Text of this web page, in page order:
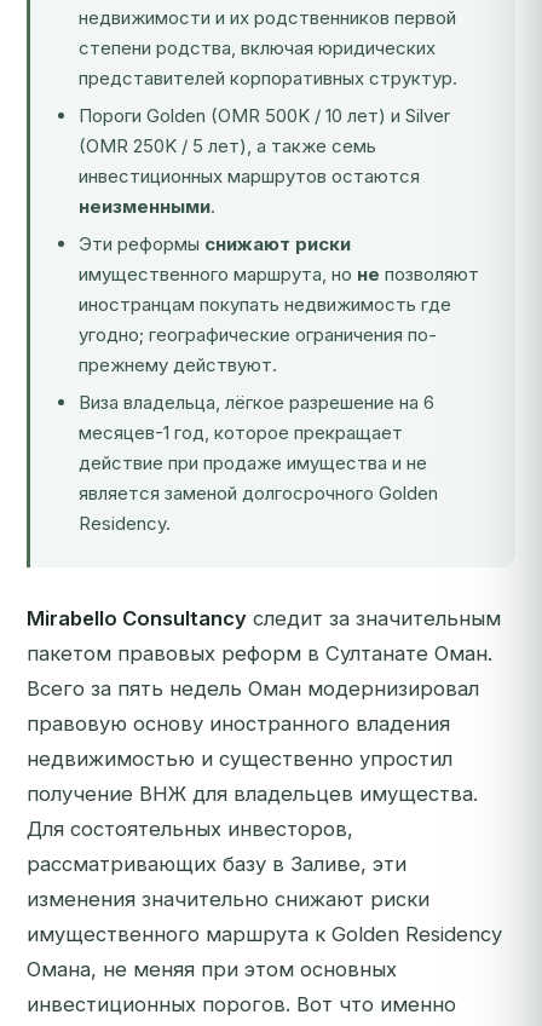
недвижимости и их родственников первой
степени родства, включая юридических
представителей корпоративных структур.
Пороги Golden (OMR 500K / 10 лет) и Silver
(OMR 250K / 5 лет), а также семь
инвестиционных маршрутов остаются
неизменными.
Эти реформы снижают риски
имущественного маршрута, но не позволяют
иностранцам покупать недвижимость где
угодно; географические ограничения по-
прежнему действуют.
Виза владельца, лёгкое разрешение на 6
месяцев-1 год, которое прекращает
действие при продаже имущества и не
является заменой долгосрочного Golden
Residency.
Mirabello Consultancy следит за значительным
пакетом правовых реформ в Султанате Оман.
Всего за пять недель Оман модернизировал
правовую основу иностранного владения
недвижимостью и существенно упростил
получение ВНЖ для владельцев имущества.
Для состоятельных инвесторов,
рассматривающих базу в Заливе, эти
изменения значительно снижают риски
имущественного маршрута к Golden Residency
Омана, не меняя при этом основных
инвестиционных порогов. Вот что именно